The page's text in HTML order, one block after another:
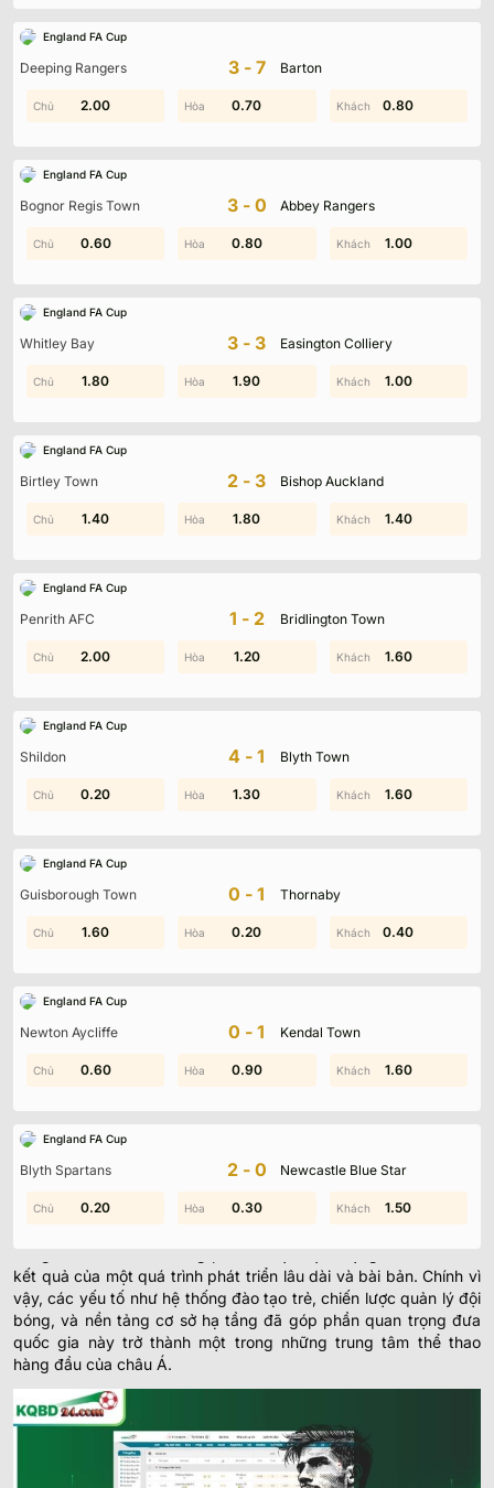
England FA Cup
Deeping Rangers 3-7 Barton
1.50 1.20 0.80
2.00 0.70 0.80
England FA Cup
Bognor Regis Town 3-0 Abbey Rangers
0.40 0.90 1.60
0.60 0.80 1.00
England FA Cup
Whitley Bay 3-3 Easington Colliery
0.70 0.10 1.60
1.80 1.90 1.00
England FA Cup
Birtley Town 2-3 Bishop Auckland
0.70 2.00 1.30
1.40 1.80 1.40
England FA Cup
Penrith AFC 1-2 Bridlington Town
2.00 1.60 0.60
2.00 1.20 1.60
England FA Cup
Shildon 4-1 Blyth Town
1.40 1.10 1.70
0.20 1.30 1.60
England FA Cup
Guisborough Town 0-1 Thornaby
0.60 1.60 1.50
1.60 0.20 0.40
England FA Cup
Newton Aycliffe 0-1 Kendal Town
1.90 1.70 0.30
0.60 0.90 1.60
England FA Cup
Blyth Spartans 2-0 Newcastle Blue Star
1.30 2.00 1.30
0.20 0.30 1.50
tụ những đội bóng mạnh và cạnh tranh quyết liệt. Những đội
như Jeonbuk Hyundai Motors, Ulsan Hyundai, Suwon Bluewings
hợp giữa kỹ thuật điêu luyện và tinh thần thi đấu kiên cường, K-
cập nhật nhanh chóng mọi diễn biến từ bàn thắng, thẻ phạt,
phạt góc đến các tình huống quan trọng ngay sau khi trận đấu
kết thúc.
Bước Tiến Vượt Bậc Của Bóng Đá Hàn Quốc
kết quả của một quá trình phát triển lâu dài và bài bản. Chính vì
vậy, các yếu tố như hệ thống đào tạo trẻ, chiến lược quản lý đội
bóng, và nền tảng cơ sở hạ tầng đã góp phần quan trọng đưa
quốc gia này trở thành một trong những trung tâm thể thao
hàng đầu của châu Á.